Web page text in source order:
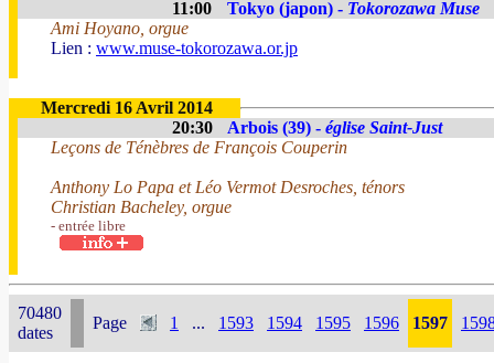
11:00 Tokyo (japon) - Tokorozawa Muse
Ami Hoyano, orgue
Lien : www.muse-tokorozawa.or.jp
Mercredi 16 Avril 2014
20:30
Arbois (39) - église Saint-Just
Leçons de Ténèbres de François Couperin
Anthony Lo Papa et Léo Vermot Desroches, ténors
Christian Bacheley, orgue
- entrée libre
70480
dates
Page 1 ... 1593 1594 1595 1596 1597